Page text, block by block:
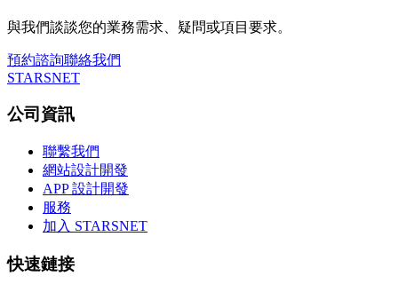
與我們談談您的業務需求、疑問或項目要求。
預約諮詢聯絡我們
STARSNET
公司資訊
聯繫我們
網站設計開發
APP 設計開發
服務
加入 STARSNET
快速鏈接